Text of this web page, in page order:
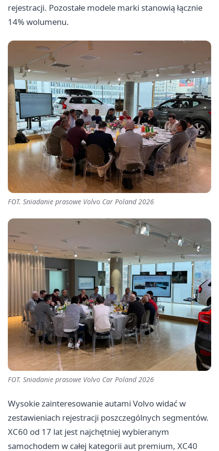
rejestracji. Pozostałe modele marki stanowią łącznie
14% wolumenu.
FOT. Sniadanie prasowe Volvo Car Poland 2026
FOT. Sniadanie prasowe Volvo Car Poland 2026
Wysokie zainteresowanie autami Volvo widać w
zestawieniach rejestracji poszczególnych segmentów.
XC60 od 17 lat jest najchętniej wybieranym
samochodem w całej kategorii aut premium, XC40